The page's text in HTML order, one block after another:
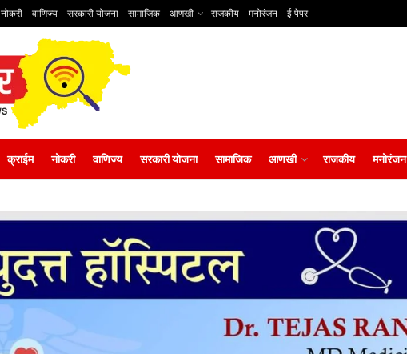
नोकरी वाणिज्य सरकारी योजना सामाजिक आणखी राजकीय मनोरंजन ई-पेपर
क्राईम नोकरी वाणिज्य सरकारी योजना सामाजिक आणखी राजकीय मनोरंजन